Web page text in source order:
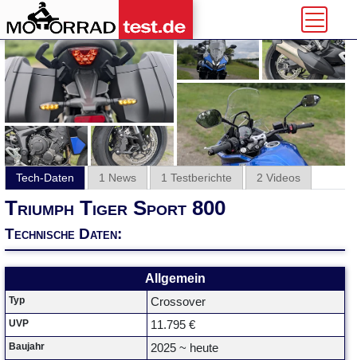
Tech-Daten 1 News 1 Testberichte 2 Videos
Triumph Tiger Sport 800
Technische Daten:
Allgemein
Typ Crossover
UVP 11.795 €
Baujahr 2025 ~ heute